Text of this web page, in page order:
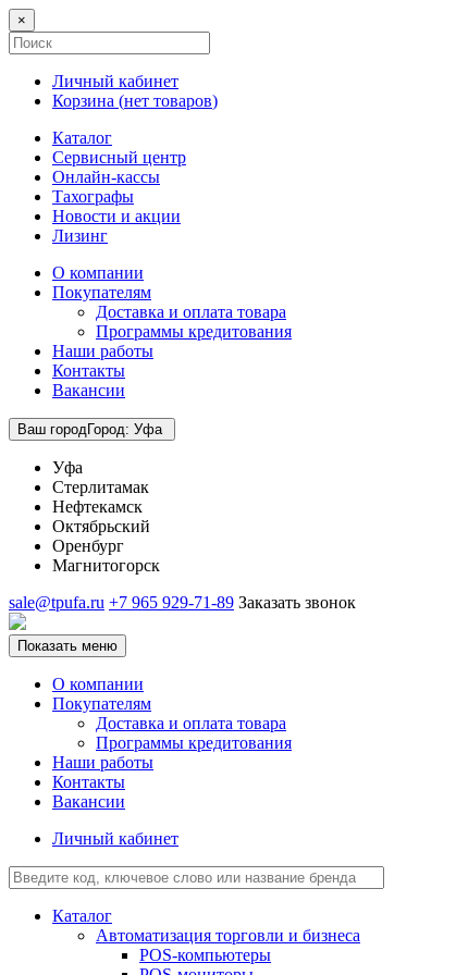
×
Личный кабинет
Корзина (нет товаров)
Каталог
Сервисный центр
Онлайн-кассы
Тахографы
Новости и акции
Лизинг
О компании
Покупателям
Доставка и оплата товара
Программы кредитования
Наши работы
Контакты
Вакансии
Ваш городГород: Уфа
Уфа
Стерлитамак
Нефтекамск
Октябрьский
Оренбург
Магнитогорск
sale@tpufa.ru +7 965 929-71-89 Заказать звонок
Показать меню
О компании
Покупателям
Доставка и оплата товара
Программы кредитования
Наши работы
Контакты
Вакансии
Личный кабинет
Каталог
Автоматизация торговли и бизнеса
POS-компьютеры